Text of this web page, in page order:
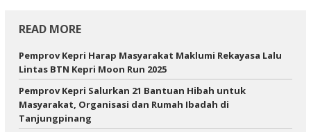
READ MORE
Pemprov Kepri Harap Masyarakat Maklumi Rekayasa Lalu
Lintas BTN Kepri Moon Run 2025
Pemprov Kepri Salurkan 21 Bantuan Hibah untuk
Masyarakat, Organisasi dan Rumah Ibadah di
Tanjungpinang